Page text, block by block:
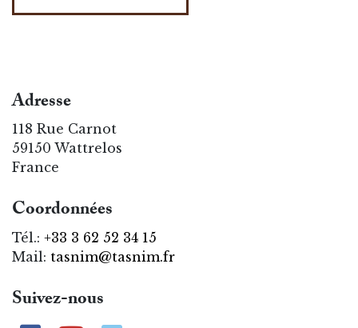
Adresse
118 Rue Carnot
59150 Wattrelos
France
Coordonnées
Tél.: +33 3 62 52 34 15
Mail: tasnim@tasnim.fr
Suivez-nous